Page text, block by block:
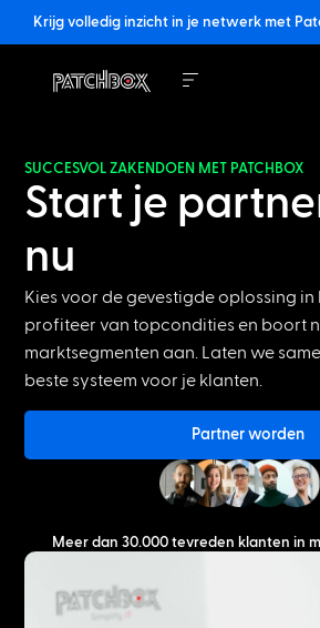
Krijg volledig inzicht in je netwerk met
SUCCESVOL ZAKENDOEN MET PATCHBOX
Start je
nu
Kies voor de gevestigde oplossing in
profiteer van topcondities en boort
marktsegmenten aan. Laten we
beste systeem voor je klanten.
Partner worden
Meer dan 30.000 tevreden klanten in